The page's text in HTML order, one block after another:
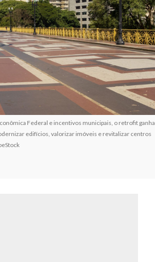
Federal e incentivos municipais, o retrofit ganha
edifícios, valorizar imóveis e revitalizar centros